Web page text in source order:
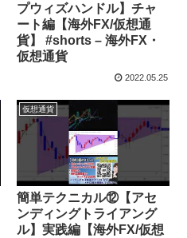
プウィズハンドル】チャ
ート編【海外FX/仮想通
貨】 #shorts – 海外FX・
仮想通貨
2022.05.25
仮想通貨
簡単テクニカル⑫【アセ
ンディングトライアング
ル】実践編【海外FX/仮想